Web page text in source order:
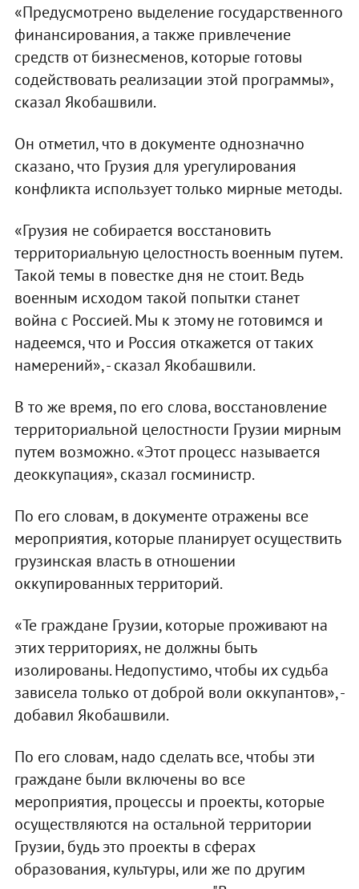
«Предусмотрено выделение государственного
финансирования, а также привлечение
средств от бизнесменов, которые готовы
содействовать реализации этой программы»,
сказал Якобашвили.
Он отметил, что в документе однозначно
сказано, что Грузия для урегулирования
конфликта использует только мирные методы.
«Грузия не собирается восстановить
территориальную целостность военным путем.
Такой темы в повестке дня не стоит. Ведь
военным исходом такой попытки станет
война с Россией. Мы к этому не готовимся и
надеемся, что и Россия откажется от таких
намерений», - сказал Якобашвили.
В то же время, по его слова, восстановление
территориальной целостности Грузии мирным
путем возможно. «Этот процесс называется
деоккупация», сказал госминистр.
По его словам, в документе отражены все
мероприятия, которые планирует осуществить
грузинская власть в отношении
оккупированных территорий.
«Те граждане Грузии, которые проживают на
этих территориях, не должны быть
изолированы. Недопустимо, чтобы их судьба
зависела только от доброй воли оккупантов», -
добавил Якобашвили.
По его словам, надо сделать все, чтобы эти
граждане были включены во все
мероприятия, процессы и проекты, которые
осуществляются на остальной территории
Грузии, будь это проекты в сферах
образования, культуры, или же по другим